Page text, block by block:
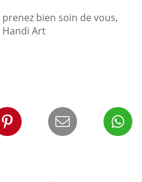
bien soin de vous,
Handi Art